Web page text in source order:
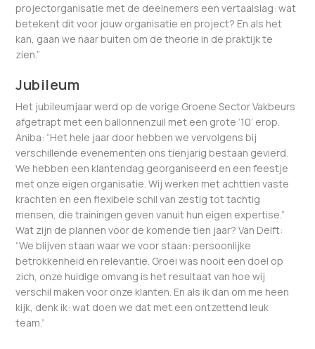
projectorganisatie met de deelnemers een vertaalslag: wat
betekent dit voor jouw organisatie en project? En als het
kan, gaan we naar buiten om de theorie in de praktijk te
zien.”
Jubileum
Het jubileumjaar werd op de vorige Groene Sector Vakbeurs
afgetrapt met een ballonnenzuil met een grote ‘10’ erop.
Aniba: “Het hele jaar door hebben we vervolgens bij
verschillende evenementen ons tienjarig bestaan gevierd.
We hebben een klantendag georganiseerd en een feestje
met onze eigen organisatie. Wij werken met achttien vaste
krachten en een flexibele schil van zestig tot tachtig
mensen, die trainingen geven vanuit hun eigen expertise.”
Wat zijn de plannen voor de komende tien jaar? Van Delft:
“We blijven staan waar we voor staan: persoonlijke
betrokkenheid en relevantie. Groei was nooit een doel op
zich, onze huidige omvang is het resultaat van hoe wij
verschil maken voor onze klanten. En als ik dan om me heen
kijk, denk ik: wat doen we dat met een ontzettend leuk
team.”